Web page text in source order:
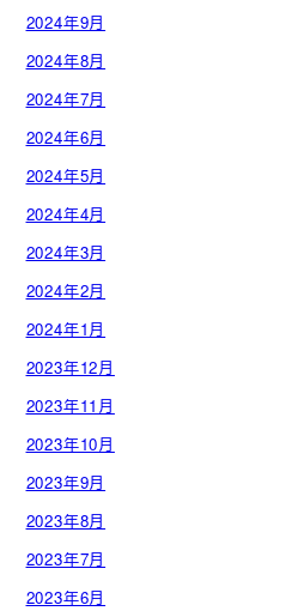
2024年9月
2024年8月
2024年7月
2024年6月
2024年5月
2024年4月
2024年3月
2024年2月
2024年1月
2023年12月
2023年11月
2023年10月
2023年9月
2023年8月
2023年7月
2023年6月